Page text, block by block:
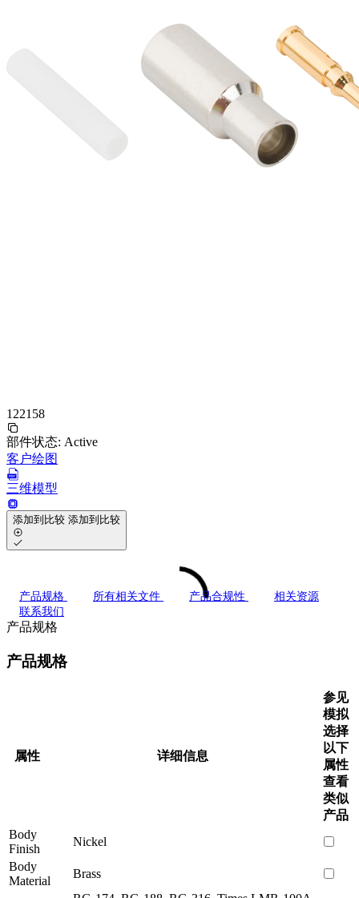
122158
部件状态: Active
客户绘图
三维模型
添加到比较 添加到比较
产品规格 所有相关文件 产品合规性
相关资源
联系我们
产品规格
产品规格
属性 详细信息
参见
模拟
选择
以下
属性
查看
类似
产品
Body
Finish
Nickel
Body
Material
Brass